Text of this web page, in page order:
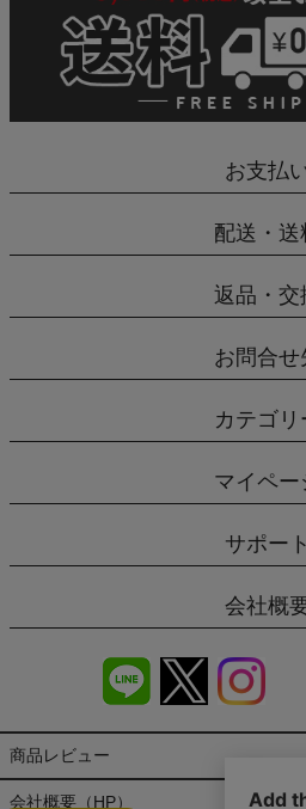
お支払
配送・送
返品・交
お問合せ
カテゴリ
マイペー
サポート
会社概
商品レビュー
会社概要（HP）